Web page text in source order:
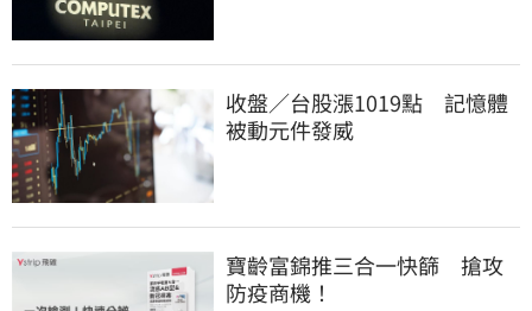
收盤／台股漲1019點　記憶體
被動元件發威
寶齡富錦推三合一快篩　搶攻
防疫商機！